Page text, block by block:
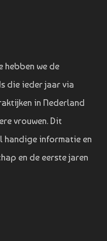
hebben we de
die ieder jaar via
in Nederland
vrouwen. Dit
informatie en
en de eerste jaren